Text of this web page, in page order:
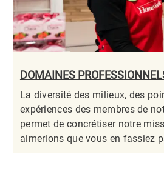
DOMAINES
La diversité des milieux, des
expériences des membres de
permet de concrétiser notre
aimerions que vous en fassiez